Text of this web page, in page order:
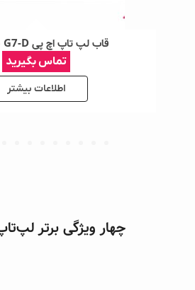
قاب لپ تاپ اچ پی HP 255 G7-D
تماس بگیرید
اطلاعات بیشتر
چهار ویژگی برتر